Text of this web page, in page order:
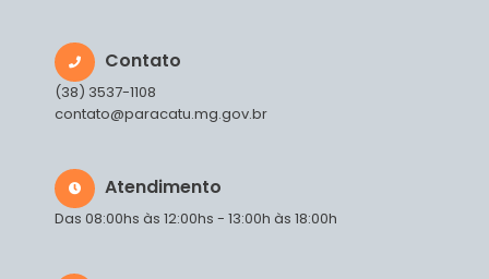
Contato
(38) 3537-1108
contato@paracatu.mg.gov.br
Atendimento
Das 08:00hs às 12:00hs - 13:00h às 18:00h